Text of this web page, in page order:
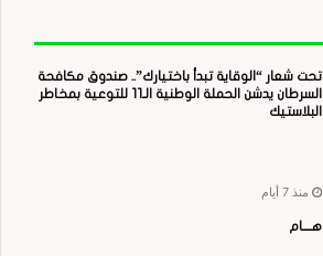
تحت شعار “الوقاية تبدأ باختيارك”.. صندوق مكافحة
السرطان يدشن الحملة الوطنية الـ11 للتوعية بمخاطر
البلاستيك
منذ 7 أيام
هــــام